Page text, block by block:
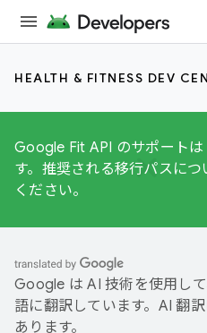
HEALTH & FITNESS DEV
Google Fit API のサポート
す。推奨される移行パスにつ
ください。
Google は AI 技術を使用し
語に翻訳しています。AI 翻
あります。